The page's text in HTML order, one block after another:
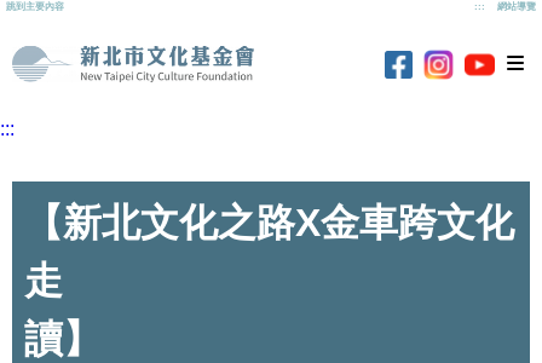
跳到主要內容 ::: 網站導覽
新北市文化基金
新北市文化基
新北市
新
:::
【新北文化之路X金車跨文化
走
讀